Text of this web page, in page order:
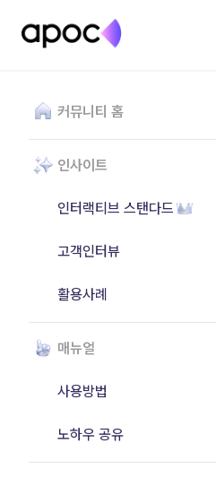
커뮤니티 홈
인사이트
인터랙티브 스탠다드
고객인터뷰
활용사례
매뉴얼
사용방법
노하우 공유